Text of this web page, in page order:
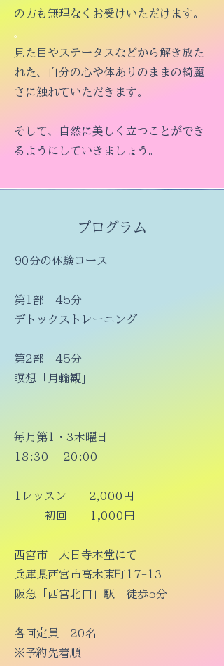
の方も無理なくお受けいただけます。
。
見た目やステータスなどから解き放た
れた、自分の心や体ありのままの綺麗
さに触れていただきます。
そして、 自然に美しく 立つことができ
るようにしていきましょう。
プログラム
90分の体験コース
​第1部 45分
デトックストレーニング
第2部 45分
瞑想「月輪観」
毎月第1・3木曜日
18:30 - 20:00
1レッスン 2,000円
初回 1,000円
西宮市 大日寺本堂にて
兵庫県西宮市高木東町17-13
阪急「西宮北口」駅 徒歩5分
​各回定員 20名
※予約先着順